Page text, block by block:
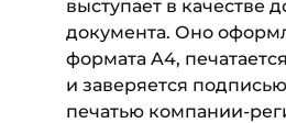
выступает в качестве
документа. Оно
формата A4,
и заверяется
печатью компании-